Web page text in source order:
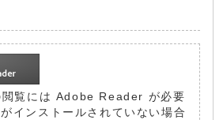
閲覧には Adobe Reader が必要
インストールされていない場合